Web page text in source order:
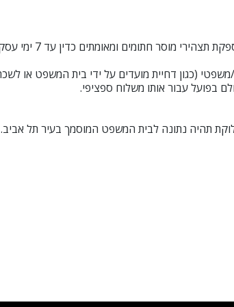
החברה מתחייבת לבצע את עבודתה במקצועיות ובמהימנות משפטית, ומספקת תצהירי
(כגון דחיית מועדים על ידי בית המשפט או
בפועל עבור אותו משלוח ספציפי.
תהיה נתונה לבית המשפט המוסמך בעיר תל אביב.​